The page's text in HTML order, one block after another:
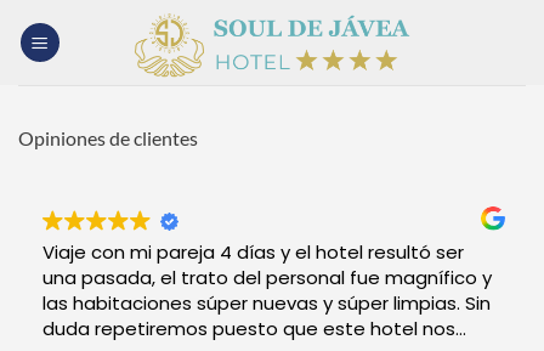
Opiniones de clientes
Viaje con mi pareja 4 días y el hotel resultó ser
una pasada, el trato del personal fue magnífico y
las habitaciones súper nuevas y súper limpias. Sin
duda repetiremos puesto que este hotel nos